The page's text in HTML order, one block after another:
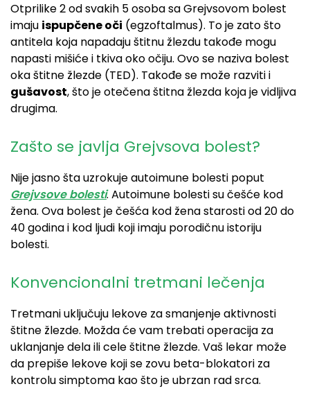
Otprilike 2 od svakih 5 osoba sa Grejvsovom bolest
imaju ispupčene oči (egzoftalmus). To je zato što
antitela koja napadaju štitnu žlezdu takođe mogu
napasti mišiće i tkiva oko očiju. Ovo se naziva bolest
oka štitne žlezde (TED). Takođe se može razviti i
gušavost, što je otečena štitna žlezda koja je vidljiva
drugima.
Zašto se javlja Grejvsova bolest?
Nije jasno šta uzrokuje autoimune bolesti poput
Grejvsove bolesti. Autoimune bolesti su češće kod
žena. Ova bolest je češća kod žena starosti od 20 do
40 godina i kod ljudi koji imaju porodičnu istoriju
bolesti.
Konvencionalni tretmani lečenja
Tretmani uključuju lekove za smanjenje aktivnosti
štitne žlezde. Možda će vam trebati operacija za
uklanjanje dela ili cele štitne žlezde. Vaš lekar može
da prepiše lekove koji se zovu beta-blokatori za
kontrolu simptoma kao što je ubrzan rad srca.